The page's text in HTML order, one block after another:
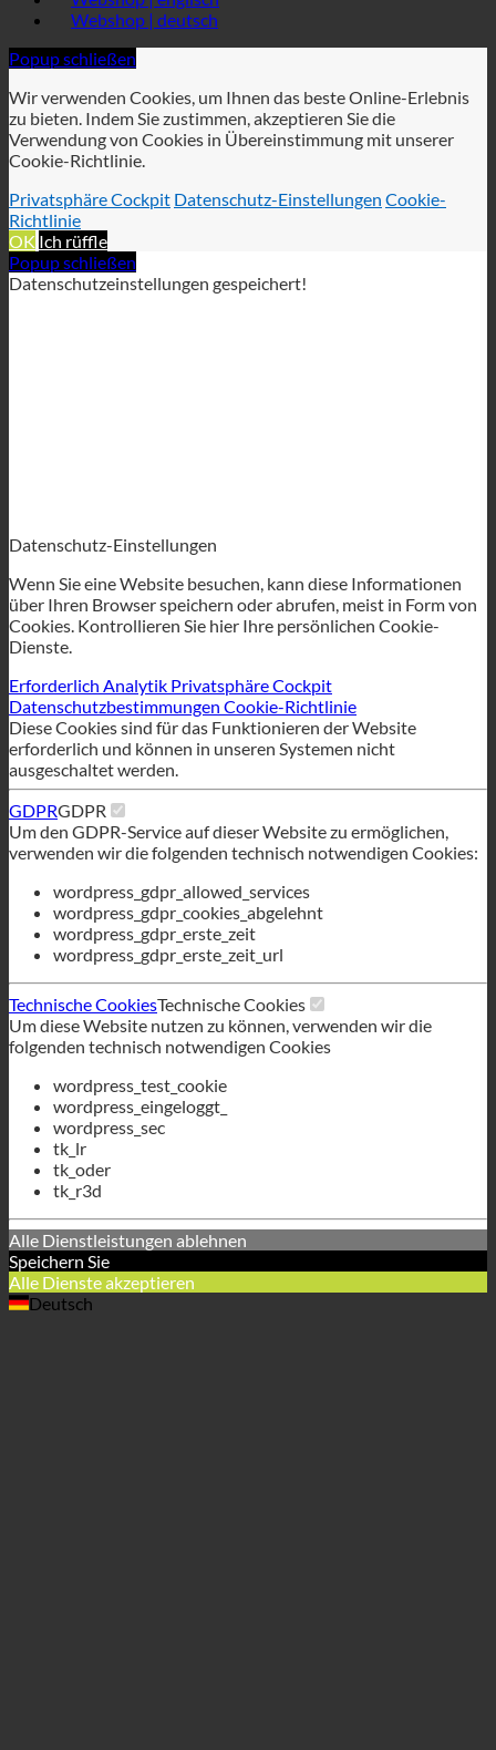
Die Welt von ecoturbino®
Webshop | englisch
Webshop | deutsch
Popup schließen
Wir verwenden Cookies, um Ihnen das beste Online-Erlebnis
zu bieten. Indem Sie zustimmen, akzeptieren Sie die
Cookie-Richtlinie.
Privatsphäre Cockpit
Richtlinie
OKIch rüffle
Datenschutz-Einstellungen
Wenn Sie eine Website besuchen, kann diese Informationen
über Ihren Browser speichern oder abrufen, meist in Form von
Dienste.
ErforderlichAnalytikPrivatsphäre Cockpit
DatenschutzbestimmungenCookie-Richtlinie
Diese Cookies sind für das Funktionieren der Website
erforderlich und können in unseren Systemen nicht
ausgeschaltet werden.
GDPRGDPR
Um den GDPR-Service auf dieser Website zu ermöglichen,
verwenden wir die folgenden technisch notwendigen Cookies:
wordpress_gdpr_allowed_services
wordpress_gdpr_cookies_abgelehnt
wordpress_gdpr_erste_zeit
Technische CookiesTechnische Cookies
Um diese Website nutzen zu können, verwenden wir die
folgenden technisch notwendigen Cookies
wordpress_test_cookie
wordpress_eingeloggt_
wordpress_sec
tk_lr
tk_oder
tk_r3d
Alle Dienstleistungen ablehnen
Speichern Sie